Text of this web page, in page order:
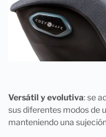
Versátil y evolutiva: se
sus diferentes modos de
manteniendo una